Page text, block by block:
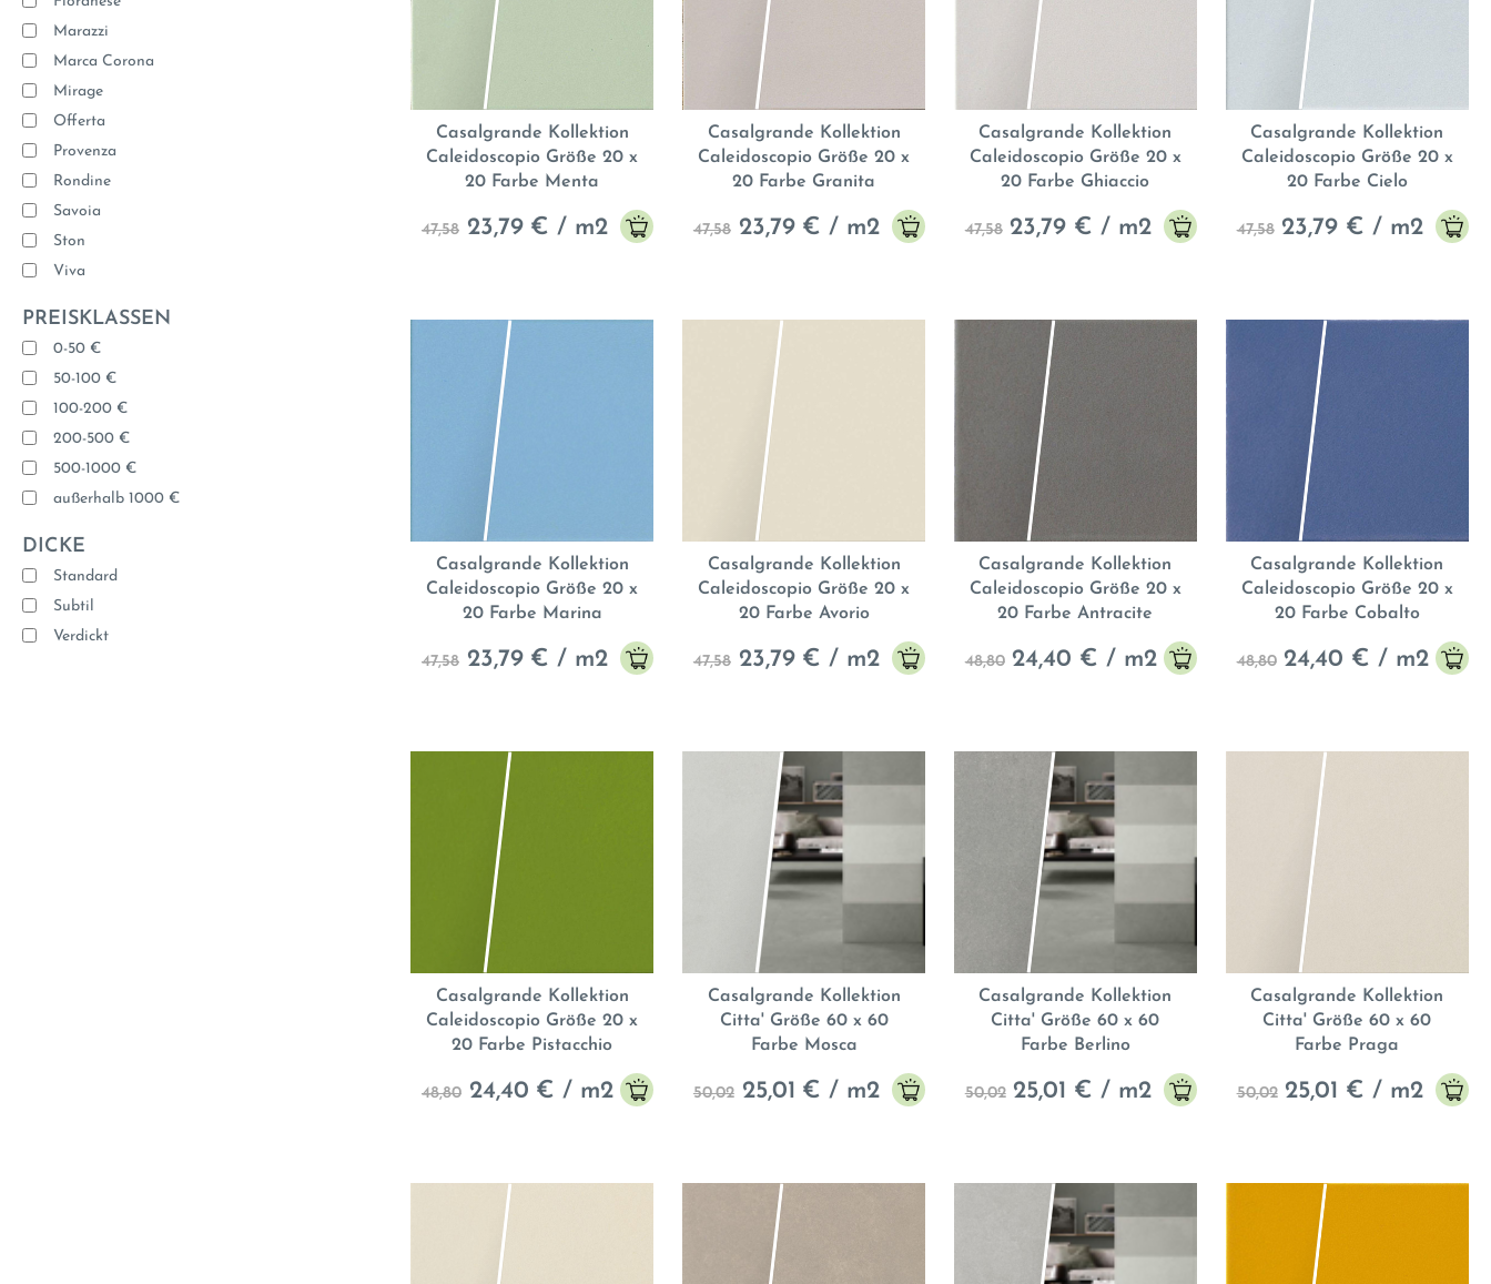
Marazzi
Marca Corona
Mirage
Offerta
Provenza
Rondine
Savoia
Ston
Viva
PREISKLASSEN
0-50 €
50-100 €
100-200 €
200-500 €
500-1000 €
außerhalb 1000 €
DICKE
Standard
Subtil
Verdickt
Casalgrande Kollektion
Caleidoscopio Größe 20 x
20 Farbe Menta
47,58 23,79 € / m2
Casalgrande Kollektion
Caleidoscopio Größe 20 x
20 Farbe Granita
47,58 23,79 € / m2
Casalgrande Kollektion
Caleidoscopio Größe 20 x
20 Farbe Ghiaccio
47,58 23,79 € / m2
Casalgrande Kollektion
Caleidoscopio Größe 20 x
20 Farbe Cielo
47,58 23,79 € / m2
Casalgrande Kollektion
Caleidoscopio Größe 20 x
20 Farbe Marina
47,58 23,79 € / m2
Casalgrande Kollektion
Caleidoscopio Größe 20 x
20 Farbe Avorio
47,58 23,79 € / m2
Casalgrande Kollektion
Caleidoscopio Größe 20 x
20 Farbe Antracite
48,80 24,40 € / m2
Casalgrande Kollektion
Caleidoscopio Größe 20 x
20 Farbe Cobalto
48,80 24,40 € / m2
Casalgrande Kollektion
Caleidoscopio Größe 20 x
20 Farbe Pistacchio
48,80 24,40 € / m2
Casalgrande Kollektion
Citta' Größe 60 x 60
Farbe Mosca
50,02 25,01 € / m2
Casalgrande Kollektion
Citta' Größe 60 x 60
Farbe Berlino
50,02 25,01 € / m2
Casalgrande Kollektion
Citta' Größe 60 x 60
Farbe Praga
50,02 25,01 € / m2